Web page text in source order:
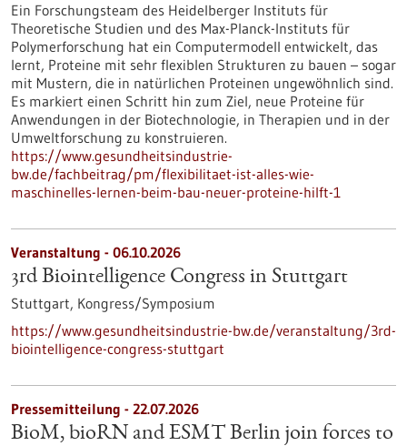
Ein Forschungsteam des Heidelberger Instituts für
Theoretische Studien und des Max-Planck-Instituts für
Polymerforschung hat ein Computermodell entwickelt, das
lernt, Proteine mit sehr flexiblen Strukturen zu bauen – sogar
mit Mustern, die in natürlichen Proteinen ungewöhnlich sind.
Es markiert einen Schritt hin zum Ziel, neue Proteine für
Anwendungen in der Biotechnologie, in Therapien und in der
Umweltforschung zu konstruieren.
https://www.gesundheitsindustrie-
bw.de/fachbeitrag/pm/flexibilitaet-ist-alles-wie-
maschinelles-lernen-beim-bau-neuer-proteine-hilft-1
Veranstaltung - 06.10.2026
3rd Biointelligence Congress in Stuttgart
Stuttgart, Kongress/Symposium
https://www.gesundheitsindustrie-bw.de/veranstaltung/3rd-
biointelligence-congress-stuttgart
Pressemitteilung - 22.07.2026
BioM, bioRN and ESMT Berlin join forces to